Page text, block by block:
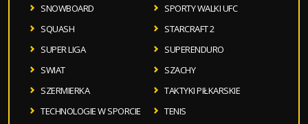
SNOWBOARD
SPORTY WALKI UFC
SQUASH
STARCRAFT 2
SUPER LIGA
SUPERENDURO
SWIAT
SZACHY
SZERMIERKA
TAKTYKI PIŁKARSKIE
TECHNOLOGIE W SPORCIE
TENIS